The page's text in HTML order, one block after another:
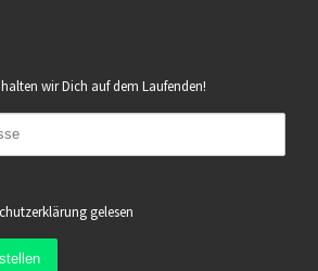
wir Dich auf dem Laufenden!
gelesen